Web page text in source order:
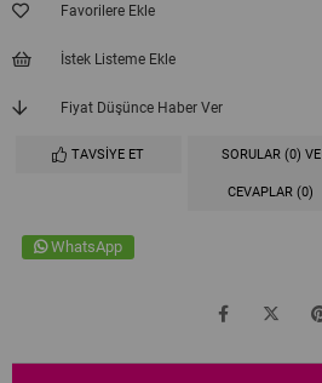
Favorilere Ekle
İstek Listeme Ekle
Fiyat Düşünce Haber Ver
TAVSIYE ET SORULAR (0) VE
CEVAPLAR (0)
WhatsApp